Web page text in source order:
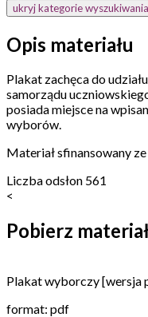
ukryj kategorie wyszukiwania
Opis materiału
Plakat zachęca do
samorządu
posiada miejsce na
wyborów.
Materiał sfinansowany
Liczba odsłon 561
<
Pobierz
Plakat wyborczy [wersja
format: pdf